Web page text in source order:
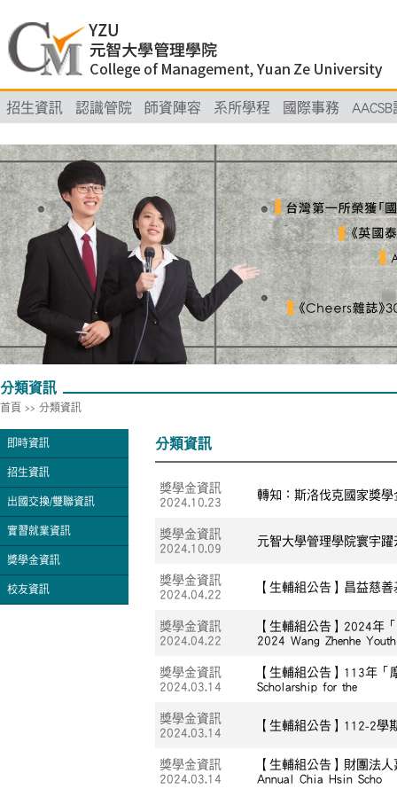
招生資訊 認識管院 師資陣容 系所學程 國際事務
分類資訊
首頁 >> 分類資訊
即時資訊
招生資訊
出國交換/雙聯資訊
實習就業資訊
獎學金資訊
校友資訊
分類資訊
獎學金資訊
2024.10.23
轉知：斯洛伐克國家獎學
獎學金資訊
2024.10.09
元智大學管理學院寰宇躍
獎學金資訊
2024.04.22
【生輔組公告】昌益慈
獎學金資訊
2024.04.22
【生輔組公告】2024年
2024 Wang Zhenhe
獎學金資訊
2024.03.14
【生輔組公告】113年「
Scholarship for the
獎學金資訊
2024.03.14
【生輔組公告】112-2學
獎學金資訊
2024.03.14
【生輔組公告】財團法
Annual Chia Hsin Scho